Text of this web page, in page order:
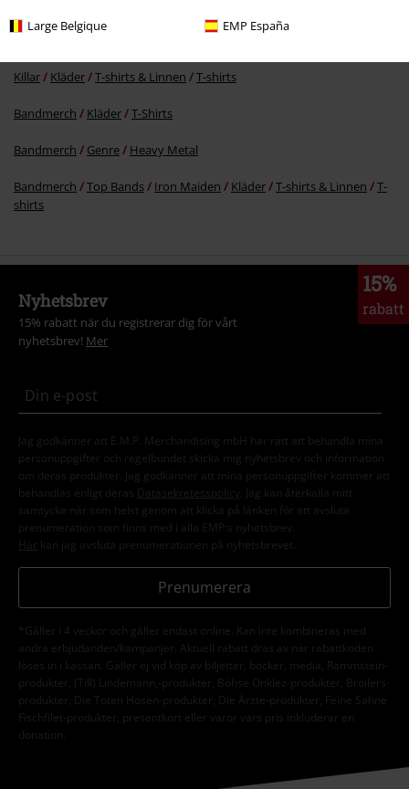
Large Belgique EMP España
Killar Kläder T-shirts & Linnen T-shirts
Bandmerch Kläder T-Shirts
Bandmerch Genre Heavy Metal
Bandmerch Top Bands Iron Maiden Kläder T-shirts & Linnen
T-
shirts
15%
rabatt
Nyhetsbrev
15% rabatt när du registrerar dig för vårt
nyhetsbrev! Mer
Jag godkänner att E.M.P. Merchandising mbH har rätt att behandla mina
personuppgifter och regelbundet skicka mig nyhetsbrev och information
om deras produkter. Jag godkänner att mina personuppgifter kommer att
behandlas enligt deras
Datasekretesspolicy
. Jag kan återkalla mitt
samtycke när som helst genom att klicka på länken för att avsluta
prenumeration som finns med i alla EMP:s nyhetsbrev.
Här kan jag avsluta prenumerationen på nyhetsbrevet.
Prenumerera
*Gäller i 4 veckor och gäller endast online. Kan inte kombineras med
andra erbjudanden/kampanjer. Aktuell rabatt dras av när rabattkoden
löses in i kassan. Gäller ej vid köp av biljetter, böcker, media, Rammstein-
produkter, (Till) Lindemann,-produkter, Böhse Onklez-produkter, Broilers-
produkter, Die Toten Hosen-produkter, Die Ärzte-produkter, Feine Sahne
Fischfilet-produkter, presentkort eller varor vars pris inkluderar en
donation.